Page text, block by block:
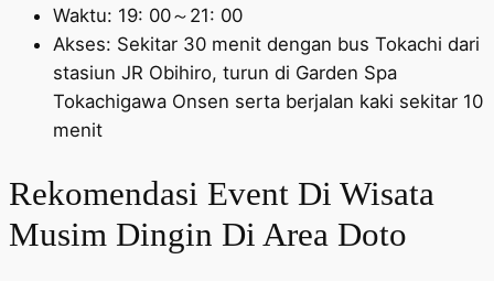
Waktu: 19: 00～21: 00
Akses: Sekitar 30 menit dengan bus Tokachi dari
stasiun JR Obihiro, turun di Garden Spa
Tokachigawa Onsen serta berjalan kaki sekitar 10
menit
Rekomendasi Event Di Wisata
Musim Dingin Di Area Doto